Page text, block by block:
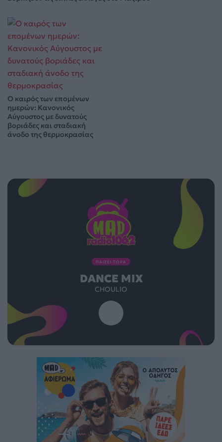
Ο καιρός των επομένων
ημερών: Κανονικός
Αύγουστος με δυνατούς
βοριάδες και σταδιακή
άνοδο της θερμοκρασίας
ΠΑΙΖΕΙ ΤΩΡΑ
DANCE MIX
CHOULIO